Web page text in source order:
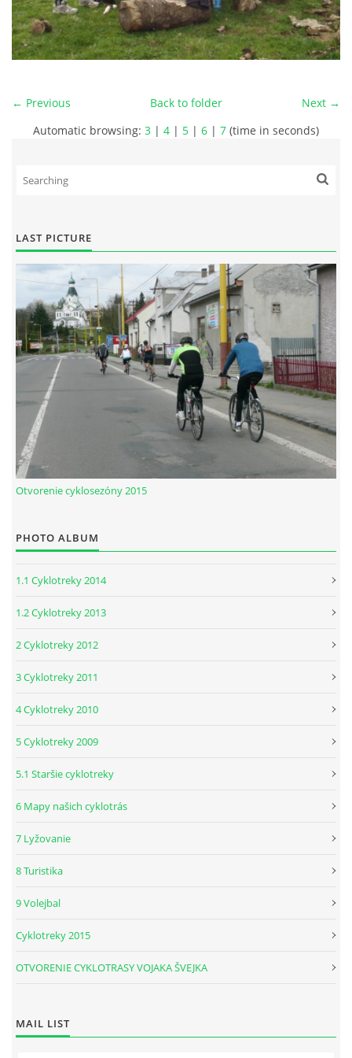
← Previous Next →
Back to folder
Automatic browsing: 3 | 4 | 5 | 6 | 7 (time in seconds)
LAST PICTURE
Otvorenie cyklosezóny 2015
PHOTO ALBUM
1.1 Cyklotreky 2014
1.2 Cyklotreky 2013
2 Cyklotreky 2012
3 Cyklotreky 2011
4 Cyklotreky 2010
5 Cyklotreky 2009
5.1 Staršie cyklotreky
6 Mapy našich cyklotrás
7 Lyžovanie
8 Turistika
9 Volejbal
Cyklotreky 2015
OTVORENIE CYKLOTRASY VOJAKA ŠVEJKA
MAIL LIST